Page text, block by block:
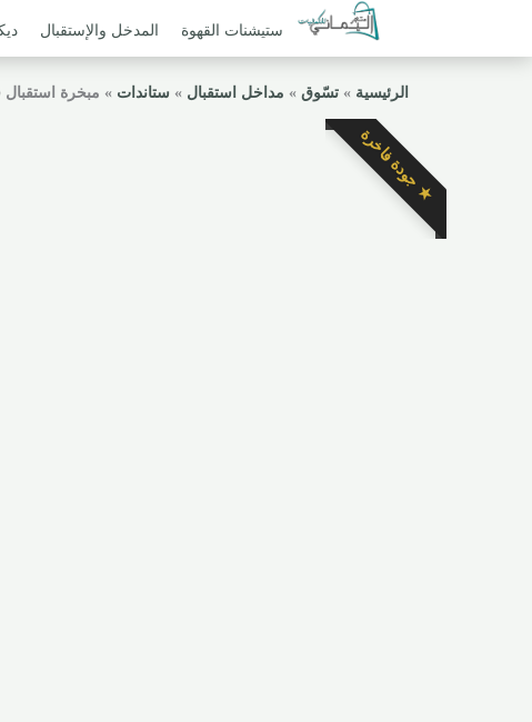
ستيشنات القهوة المدخل والإستقبال
الرئيسية »تسّوق » مداخل استقبال » ستاندات » مبخرة
★ جودة فاخرة